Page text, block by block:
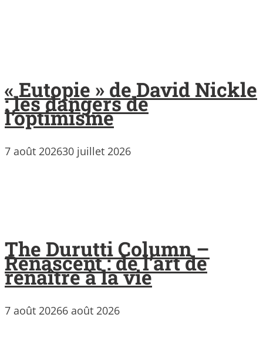
« Eutopie » de David Nickle
: les dangers de
l’optimisme
7 août 202630 juillet 2026
The Durutti Column –
Renascent : de l’art de
renaître à la vie
7 août 20266 août 2026